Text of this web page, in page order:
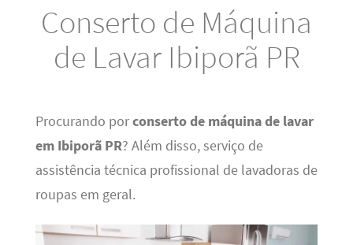
Conserto de Máquina
de Lavar Ibiporã PR
Procurando porconserto de máquina de lavar
em Ibiporã PR? Além disso, serviço de
assistência técnica profissional de lavadoras de
roupas em geral.